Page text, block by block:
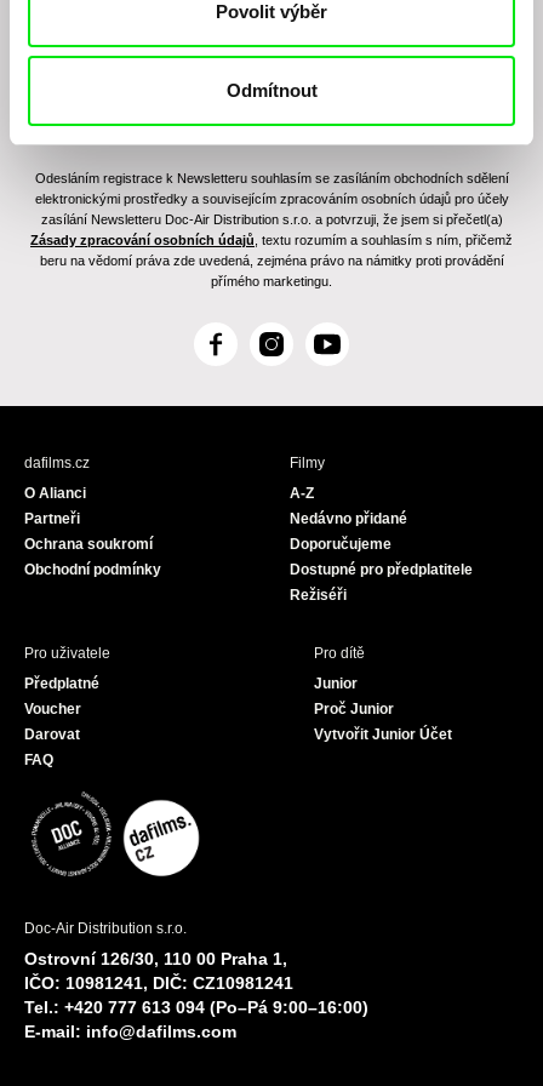
Povolit výběr
Odmítnout
Odesláním registrace k Newsletteru souhlasím se zasíláním obchodních sdělení
elektronickými prostředky a souvisejícím zpracováním osobních údajů pro účely
zasílání Newsletteru Doc-Air Distribution s.r.o. a potvrzuji, že jsem si přečetl(a)
Zásady zpracování osobních údajů , textu rozumím a souhlasím s ním, přičemž
beru na vědomí práva zde uvedená, zejména právo na námitky proti provádění
přímého marketingu.
F
c
I
s
Y
u
dafilms.cz
O Alianci
Partneři
Ochrana soukromí
Obchodní podmínky
Filmy
A-Z
Nedávno přidané
Doporučujeme
Dostupné pro předplatitele
Režiséři
Pro uživatele
Předplatné
Voucher
Darovat
FAQ
Pro dítě
Junior
Proč Junior
Vytvořit Junior Účet
Doc-Air Distribution s.r.o.
Ostrovní 126/30, 110 00 Praha 1,
IČO: 10981241, DIČ: CZ10981241
Tel.: +420 777 613 094 (Po–Pá 9:00–16:00)
E-mail: info@dafilms.com